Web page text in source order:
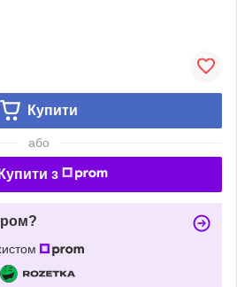
Купити
або
Купити з